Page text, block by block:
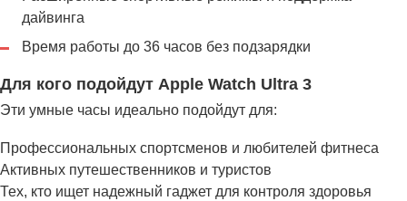
дайвинга
Время работы до 36 часов без подзарядки
Для кого подойдут Apple Watch Ultra 3
Эти умные часы идеально подойдут для:
Профессиональных спортсменов и любителей фитнеса
Активных путешественников и туристов
Тех, кто ищет надежный гаджет для контроля здоровья